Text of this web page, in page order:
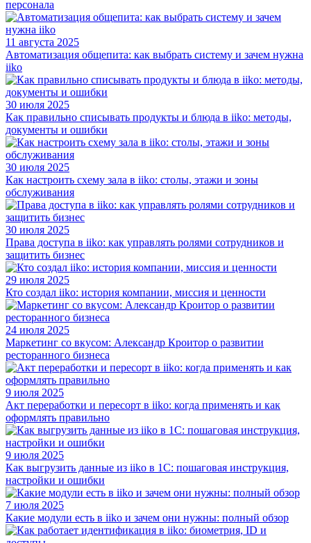
персонала
11 августа 2025
Автоматизация общепита: как выбрать систему и зачем нужна
iiko
30 июля 2025
Как правильно списывать продукты и блюда в iiko: методы,
документы и ошибки
30 июля 2025
Как настроить схему зала в iiko: столы, этажи и зоны
обслуживания
30 июля 2025
Права доступа в iiko: как управлять ролями сотрудников и
защитить бизнес
29 июля 2025
Кто создал iiko: история компании, миссия и ценности
24 июля 2025
Маркетинг со вкусом: Александр Кроитор о развитии
ресторанного бизнеса
9 июля 2025
Акт переработки и пересорт в iiko: когда применять и как
оформлять правильно
9 июля 2025
Как выгрузить данные из iiko в 1С: пошаговая инструкция,
настройки и ошибки
7 июля 2025
Какие модули есть в iiko и зачем они нужны: полный обзор